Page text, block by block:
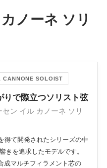
ノーネ ソリ
CANNONE SOLOIST
りで際立つソリスト弦
ン イル カノーネ ソリ
得て開発されたシリーズの中
きを追求したモデルです。
成マルチフィラメント芯の